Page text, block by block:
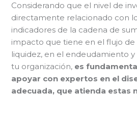
Considerando que el nivel de
directamente relacionado con
indicadores de la cadena de
impacto que tiene en el flujo de
liquidez, en el endeudamiento
tu organización, es
apoyar con expertos en el
adecuada, que atienda estas